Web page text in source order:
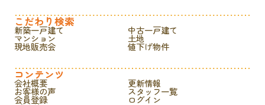
こだわり検索
新築一戸建て 中古一戸建て
マンション 土地
現地販売会 値下げ物件
コンテンツ
会社概要 更新情報
お客様の声 スタッフ一覧
会員登録 ログイン